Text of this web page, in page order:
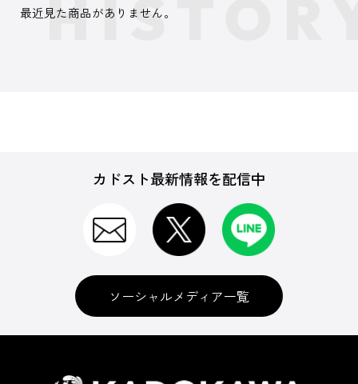
最近見た商品がありません。
カドスト最新情報を配信中
ソーシャルメディア一覧